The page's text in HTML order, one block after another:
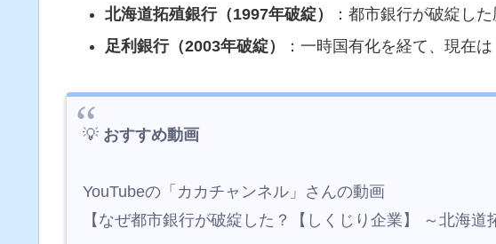
北海道拓殖銀行（1997年破綻）
：都市銀行が破綻し
足利銀行（2003年破綻）
：一時国有化を経て、現在
💡 おすすめ動画
YouTubeの「カカチャンネル」さんの動画
【なぜ都市銀行が破綻した？【しくじり企業】 ～北海道